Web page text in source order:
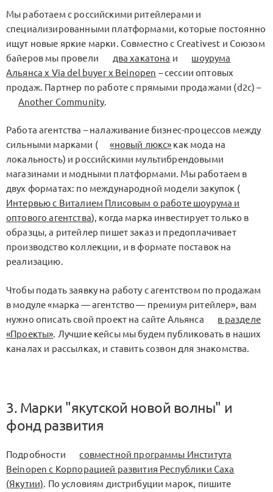
Мы работаем с российскими ритейлерами и
специализированными платформами, которые постоянно
ищут новые яркие марки. Совместно с Creativest и Союзом
байеров мы провели
два хакатона и
шоурума
Альянса х Via del buyer x Beinopen – сессии оптовых
продаж. Партнер по работе с прямыми продажами (d2c) –
Another Community.
Работа агентства – налаживание бизнес-процессов между
сильными марками (
«новый люкс» как мода на
локальность) и российскими мультибрендовыми
магазинами и модными платформами. Мы работаем в
двух форматах: по международной модели закупок (
Интервью с Виталием Плисовым о работе шоурума и
оптового агентства), когда марка инвестирует только в
образцы, а ритейлер пишет заказ и предоплачивает
производство коллекции, и в формате поставок на
реализацию.
Чтобы подать заявку на работу с агентством по продажам
в модуле «марка — агентство — премиум ритейлер», вам
нужно описать свой проект на сайте Альянса
в разделе
«Проекты». Лучшие кейсы мы будем публиковать в наших
каналах и рассылках, и ставить созвон для знакомства.
3. Марки "якутской новой волны" и
фонд развития
Подробности
совместной программы Института
Beinopen с Корпорацией развития Республики Саха
(Якутии). По условиям дистрибуции марок, пишите